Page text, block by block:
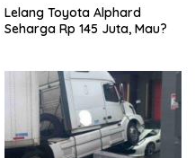
Lelang Toyota Alphard
Seharga Rp 145 Juta, Mau?